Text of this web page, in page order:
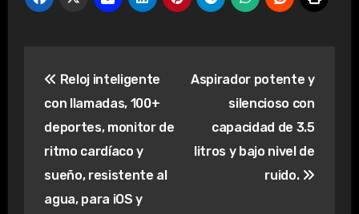
de
entradas
Reloj inteligente
con llamadas, 100+
deportes, monitor de
ritmo cardíaco y
sueño, resistente al
agua, para iOS y
Aspirador potente y
silencioso con
capacidad de 3.5
litros y bajo nivel de
ruido.